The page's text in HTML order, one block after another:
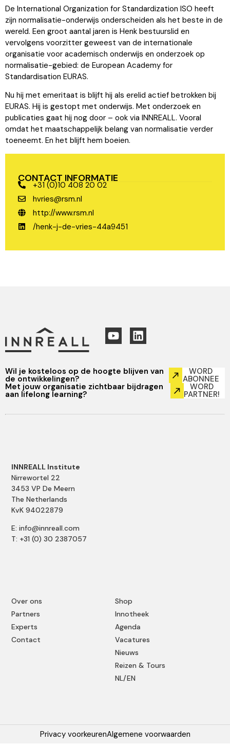
De International Organization for Standardization ISO heeft
zijn normalisatie-onderwijs onderscheiden als het beste in de
wereld. Een groot aantal jaren is Henk bestuurslid en
vervolgens voorzitter geweest van de internationale
organisatie voor academisch onderwijs en onderzoek op
normalisatie-gebied: de European Academy for
Standardisation EURAS.
Nu hij met emeritaat is blijft hij als erelid actief betrokken bij
EURAS. Hij is gestopt met onderwijs. Met onderzoek en
publicaties gaat hij nog door – ook via INNREALL. Vooral
omdat het maatschappelijk belang van normalisatie verder
toeneemt. En het blijft hem boeien.
CONTACT INFORMATIE
+31 (0)10 408 20 02
hvries@rsm.nl
http://www.rsm.nl
/henk-j-de-vries-44a9451
Wil je kosteloos op de hoogte blijven van
de ontwikkelingen?
WORD
ABONNEE
Met jouw organisatie zichtbaar bijdragen
aan lifelong learning?
WORD
PARTNER!
Shop
Innotheek
Agenda
Vacatures
Nieuws
Reizen & Tours
NL/EN
Over ons
Partners
Experts
Contact
INNREALL Institute
Nirrewortel 22
3453 VP De Meern
The Netherlands
KvK 94022879
E: info@innreall.com
T: +31 (0) 30 2387057
Privacy voorkeurenAlgemene voorwaarden